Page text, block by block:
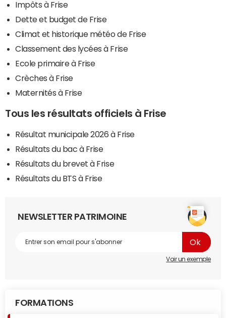
Impôts à Frise
Dette et budget de Frise
Climat et historique météo de Frise
Classement des lycées à Frise
Ecole primaire à Frise
Crèches à Frise
Maternités à Frise
Tous les résultats officiels à Frise
Résultat municipale 2026 à Frise
Résultats du bac à Frise
Résultats du brevet à Frise
Résultats du BTS à Frise
NEWSLETTER PATRIMOINE
Voir un exemple
FORMATIONS